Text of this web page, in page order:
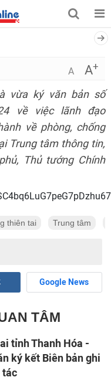
A A+
vừa ký văn bản số
về việc lãnh đạo
về phòng, chống
Trung tâm thông tin,
Thủ tướng Chính
thiên tai Trung tâm
Google News
TÂM
tỉnh Thanh Hóa -
ký kết Biên bản ghi
tác